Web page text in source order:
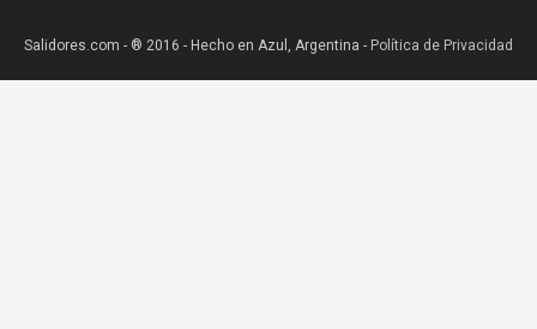
Salidores.com - ® 2016 - Hecho en Azul, Argentina - Política de Privacidad